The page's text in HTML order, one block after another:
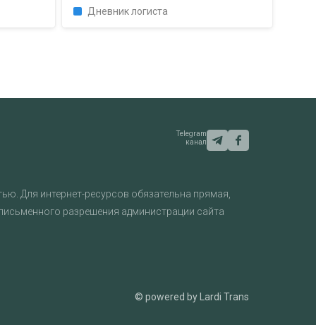
Дневник логиста
Telegram
канал
Для интернет-ресурсов обязательна прямая,
разрешения администрации сайта
© powered by Lardi Trans